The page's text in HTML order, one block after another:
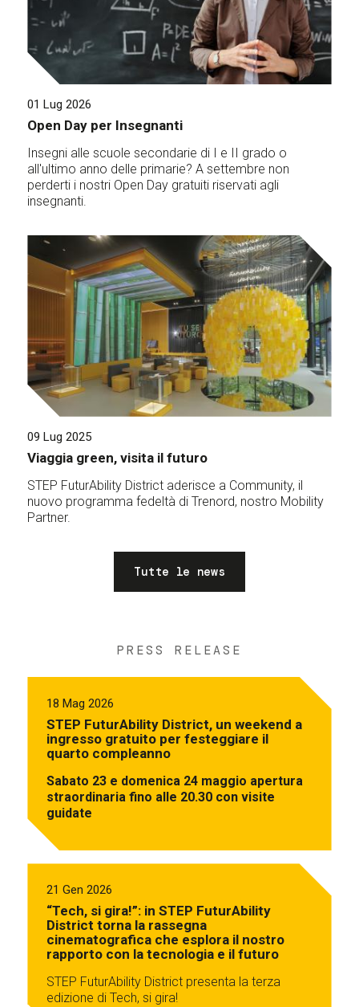
01 Lug 2026
Open Day per Insegnanti
Insegni alle scuole secondarie di I e II grado o
all'ultimo anno delle primarie? A settembre non
perderti i nostri Open Day gratuiti riservati agli
insegnanti.
09 Lug 2025
Viaggia green, visita il futuro
STEP FuturAbility District aderisce a Community, il
nuovo programma fedeltà di Trenord, nostro Mobility
Partner.
Tutte le news
PRESS RELEASE
18 Mag 2026
STEP FuturAbility District, un weekend a
ingresso gratuito per festeggiare il
quarto compleanno
Sabato 23 e domenica 24 maggio apertura
straordinaria fino alle 20.30 con visite
guidate
21 Gen 2026
“Tech, si gira!”: in STEP FuturAbility
District torna la rassegna
cinematografica che esplora il nostro
rapporto con la tecnologia e il futuro
STEP FuturAbility District presenta la terza
edizione di Tech, si gira!